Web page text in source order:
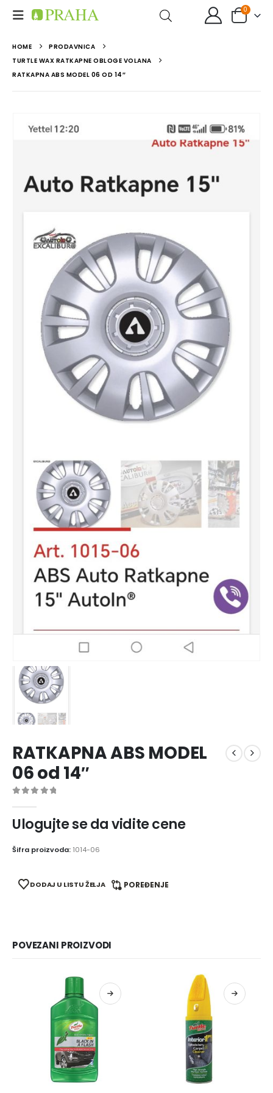
0
HOME
PRODAVNICA
TURTLE WAX RATKAPNE OBLOGE VOLANA
RATKAPNA ABS MODEL 06 OD 14″
RATKAPNA ABS MODEL
06 od 14″
Ulogujte se da vidite cene
Šifra proizvoda: 1014-06
DODAJ U LISTU ŽELJA POREĐENJE
POVEZANI PROIZVODI